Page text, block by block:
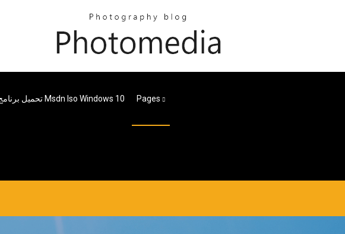
تحميل برنامج Msdn Iso Windows 10 Pages